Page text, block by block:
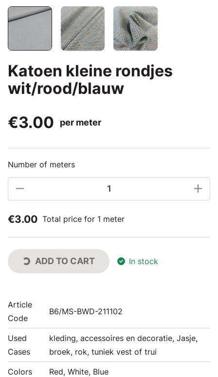
Katoen kleine rondjes
wit/rood/blauw
€3.00
per meter
Number of meters
€3.00 Total price for 1 meter
ADD TO CART In stock
Article
Code
B6/MS-BWD-211102
Used
Cases
kleding, accessoires en decoratie, Jasje,
broek, rok, tuniek vest of trui
Colors Red, White, Blue